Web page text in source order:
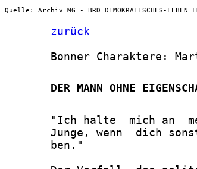
Quelle: Archiv MG - BRD DEMOKRATISCHES-
zurück
Bonner Charaktere:
DER MANN OHNE